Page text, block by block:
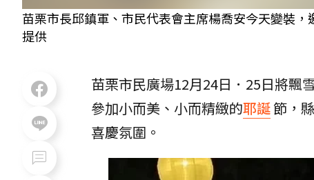
苗栗市長邱鎮軍、市民代表會主席楊喬安今天變裝
提供
苗栗市民廣場12月24日．25日將飄
參加小而美、小而精緻的耶誕節，
喜慶氛圍。